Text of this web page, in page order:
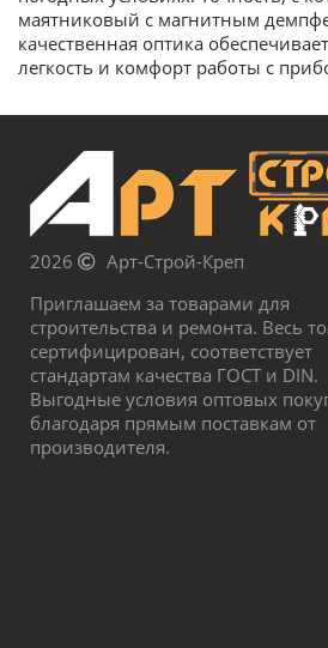
маятниковый с магнитным
качественная оптика
легкость и комфорт работы с
2026
Арт-Строй-Креп
Приглашаем за товарами для
строительства и ремонта. Весь
сертифицирован, соответствует
стандартам качества ГОСТ и DIN.
Выгодные условия оптовых
благодаря прямым поставкам от
производителя.